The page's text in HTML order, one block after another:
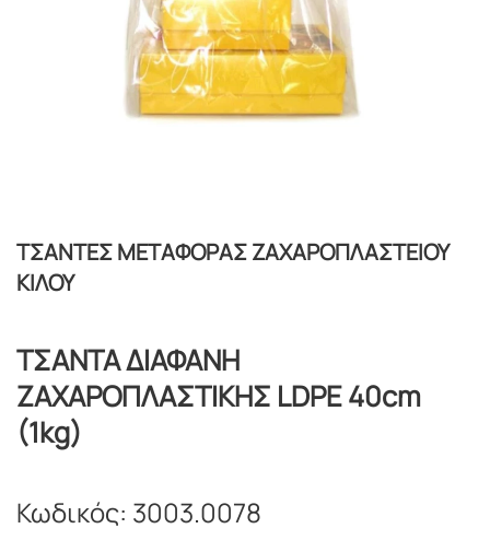
ΤΣΑΝΤΕΣ ΜΕΤΑΦΟΡΑΣ ΖΑΧΑΡΟΠΛΑΣΤΕΙΟΥ
ΚΙΛΟΥ
ΤΣΑΝΤΑ ΔΙΑΦΑΝΗ
ΖΑΧΑΡΟΠΛΑΣΤΙΚΗΣ LDPE 40cm
(1kg)
Κωδικός: 3003.0078